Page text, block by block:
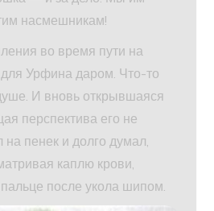
насмешникам!
во время пути на
Урфина даром. Что-то
И вновь открывшаяся
перспектива его не
на пенек и долго думал,
каплю крови,
после укола шипом.